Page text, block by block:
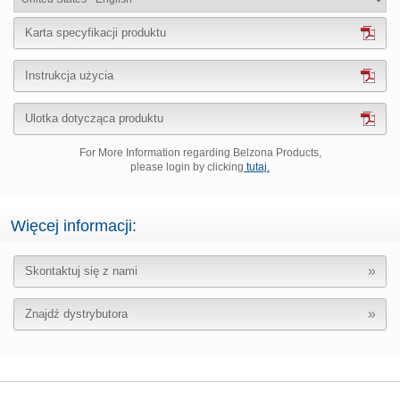
Karta specyfikacji produktu
Instrukcja użycia
Ulotka dotycząca produktu
For More Information regarding Belzona Products,
please login by clicking tutaj.
Więcej informacji:
Skontaktuj się z nami
Znajdź dystrybutora